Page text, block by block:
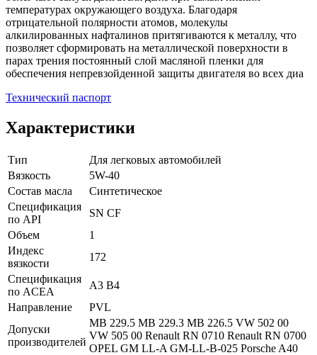
температурах окружающего воздуха. Благодаря
отрицательной полярности атомов, молекулы
алкилированных нафталинов притягиваются к металлу, что
позволяет сформировать на металлической поверхности в
парах трения постоянный слой масляной пленки для
обеспечения непревзойденной защиты двигателя во всех диа
Технический паспорт
Характеристики
Тип
Для легковых автомобилей
Вязкость
5W-40
Состав масла
Синтетическое
Спецификация
по API
SN CF
Объем
1
Индекс
вязкости
172
Спецификация
по ACEA
A3 B4
Направление
PVL
Допуски
производителей
MB 229.5 MB 229.3 MB 226.5 VW 502 00
VW 505 00 Renault RN 0710 Renault RN 0700
OPEL GM LL-A GM-LL-B-025 Porsche A40